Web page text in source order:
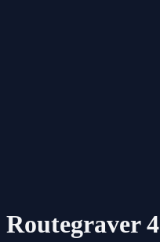
Routegraver 4